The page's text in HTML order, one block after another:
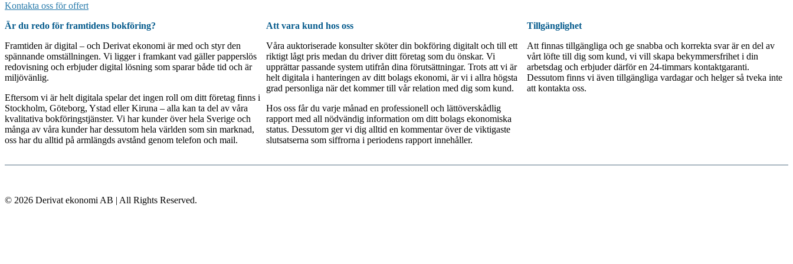
Kontakta oss för offert
Är du redo för framtidens bokföring?
Framtiden är digital – och Derivat ekonomi är med och styr den
spännande omställningen. Vi ligger i framkant vad gäller papperslös
redovisning och erbjuder digital lösning som sparar både tid och är
miljövänlig.
Eftersom vi är helt digitala spelar det ingen roll om ditt företag finns i
Stockholm, Göteborg, Ystad eller Kiruna – alla kan ta del av våra
kvalitativa bokföringstjänster. Vi har kunder över hela Sverige och
många av våra kunder har dessutom hela världen som sin marknad,
oss har du alltid på armlängds avstånd genom telefon och mail.
Att vara kund hos oss
Våra auktoriserade konsulter sköter din bokföring digitalt och till ett
riktigt lågt pris medan du driver ditt företag som du önskar. Vi
upprättar passande system utifrån dina förutsättningar. Trots att vi är
helt digitala i hanteringen av ditt bolags ekonomi, är vi i allra högsta
grad personliga när det kommer till vår relation med dig som kund.
Hos oss får du varje månad en professionell och lättöverskådlig
rapport med all nödvändig information om ditt bolags ekonomiska
status. Dessutom ger vi dig alltid en kommentar över de viktigaste
slutsatserna som siffrorna i periodens rapport innehåller.
Tillgänglighet
Att finnas tillgängliga och ge snabba och korrekta svar är en del av
vårt löfte till dig som kund, vi vill skapa bekymmersfrihet i din
arbetsdag och erbjuder därför en 24-timmars kontaktgaranti.
Dessutom finns vi även tillgängliga vardagar och helger så tveka inte
att kontakta oss.
© 2026 Derivat ekonomi AB | All Rights Reserved.